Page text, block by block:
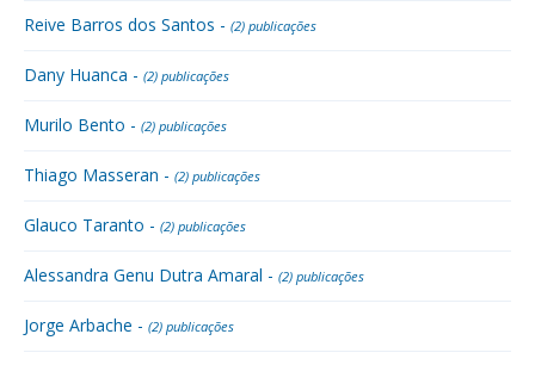
Reive Barros dos Santos - (2) publicações
Dany Huanca - (2) publicações
Murilo Bento - (2) publicações
Thiago Masseran - (2) publicações
Glauco Taranto - (2) publicações
Alessandra Genu Dutra Amaral - (2) publicações
Jorge Arbache - (2) publicações